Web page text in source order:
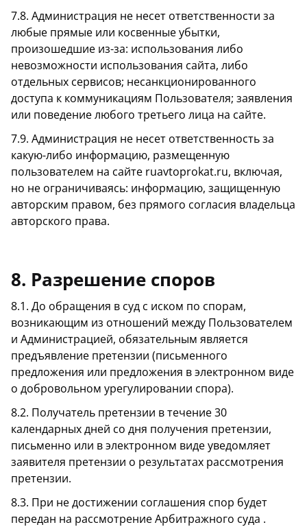
7.8. Администрация не несет ответственности за
любые прямые или косвенные убытки,
произошедшие из-за: использования либо
невозможности использования сайта, либо
отдельных сервисов; несанкционированного
доступа к коммуникациям Пользователя; заявления
или поведение любого третьего лица на сайте.
7.9. Администрация не несет ответственность за
какую-либо информацию, размещенную
пользователем на сайте ruavtoprokat.ru, включая,
но не ограничиваясь: информацию, защищенную
авторским правом, без прямого согласия владельца
авторского права.
8. Разрешение споров
8.1. До обращения в суд с иском по спорам,
возникающим из отношений между Пользователем
и Администрацией, обязательным является
предъявление претензии (письменного
предложения или предложения в электронном виде
о добровольном урегулировании спора).
8.2. Получатель претензии в течение 30
календарных дней со дня получения претензии,
письменно или в электронном виде уведомляет
заявителя претензии о результатах рассмотрения
претензии.
8.3. При не достижении соглашения спор будет
передан на рассмотрение Арбитражного суда .